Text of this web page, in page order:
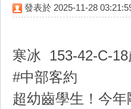
發表於 2025-11-28
寒冰 153-42-C-18
#中部客約
超幼齒學生！今